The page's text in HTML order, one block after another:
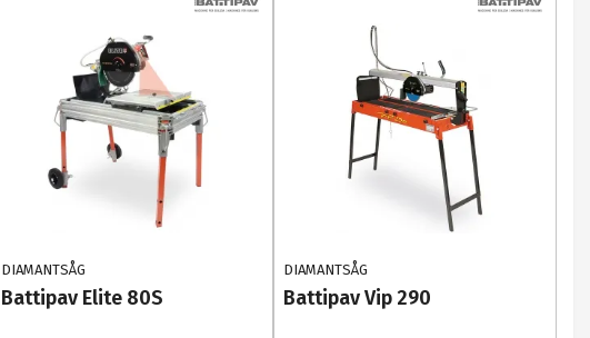
DIAMANTSÅG
Battipav Elite 80S
DIAMANTSÅG
Battipav Vip 290